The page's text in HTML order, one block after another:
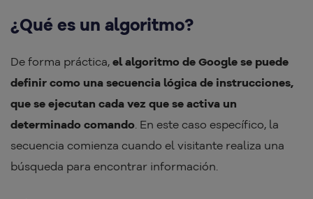
¿Qué es un algoritmo?
De forma práctica, el algoritmo de Google se puede
definir como una secuencia lógica de instrucciones,
que se ejecutan cada vez que se activa un
determinado comando . En este caso específico, la
secuencia comienza cuando el visitante realiza una
búsqueda para encontrar información.